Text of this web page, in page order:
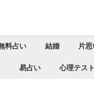
料占い 結婚 片思
易占い 心理テスト